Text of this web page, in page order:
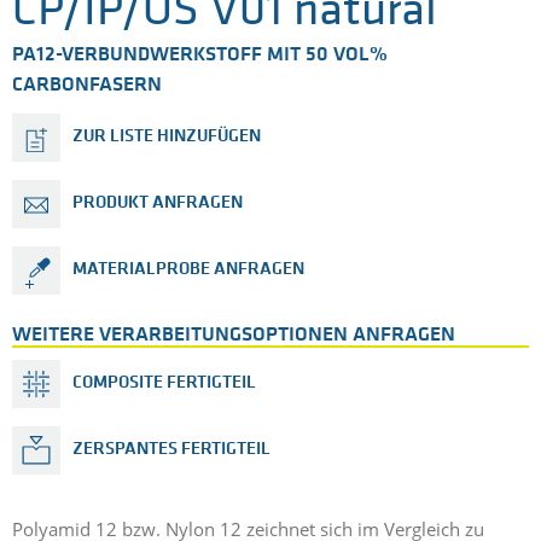
CP/IP/OS V01 natural
PA12-VERBUNDWERKSTOFF MIT 50 VOL%
CARBONFASERN
ZUR LISTE HINZUFÜGEN
PRODUKT ANFRAGEN
MATERIALPROBE ANFRAGEN
WEITERE VERARBEITUNGSOPTIONEN ANFRAGEN
COMPOSITE FERTIGTEIL
ZERSPANTES FERTIGTEIL
Polyamid 12 bzw. Nylon 12 zeichnet sich im Vergleich zu